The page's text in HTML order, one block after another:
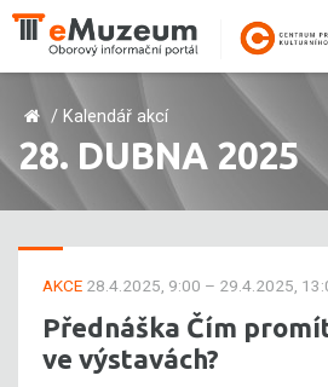
/ Kalendář akcí
28. DUBNA 2025
AKCE 28.4.2025, 9:00 – 29.4.2025,
Přednáška Čím
ve výstavách?